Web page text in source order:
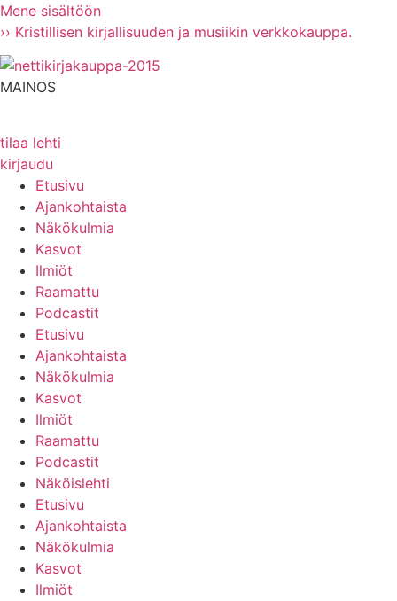
Mene sisältöön
›› Kristillisen kirjallisuuden ja musiikin verkkokauppa.
MAINOS
tilaa lehti
kirjaudu
Etusivu
Ajankohtaista
Näkökulmia
Kasvot
Ilmiöt
Raamattu
Podcastit
Etusivu
Ajankohtaista
Näkökulmia
Kasvot
Ilmiöt
Raamattu
Podcastit
Näköislehti
Etusivu
Ajankohtaista
Näkökulmia
Kasvot
Ilmiöt